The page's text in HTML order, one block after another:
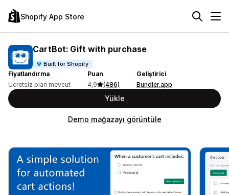
Shopify App Store
CartBot: Gift with purchase
Built for Shopify
Fiyatlandırma
Ücretsiz plan mevcut
Puan
4,9
(486)
Geliştirici
Bundler.app
Yükle
Demo mağazayı görüntüle